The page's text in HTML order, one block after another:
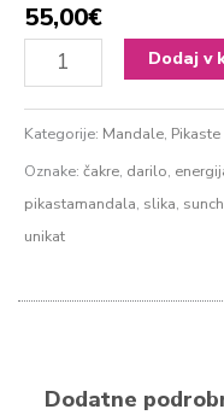
55,00€
Tretje
oko
Dodaj v
Kategorije: Mandale, Pikaste
Oznake: čakre, darilo,
pikastamandala, slika,
unikat
Dodatne